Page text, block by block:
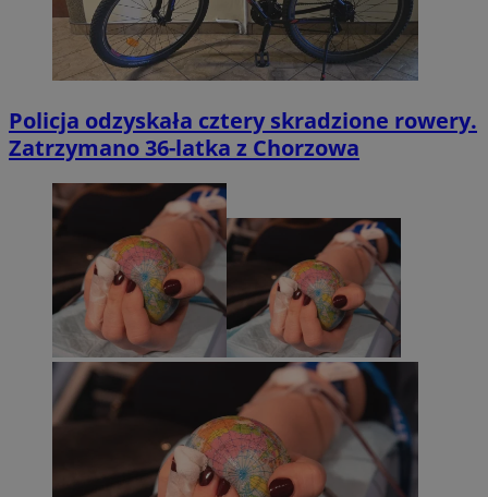
Policja odzyskała cztery skradzione rowery.
Zatrzymano 36-latka z Chorzowa